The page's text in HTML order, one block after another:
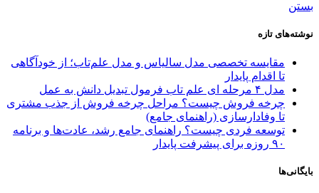
بستن
نوشته‌های تازه
مقایسه تخصصی مدل سالیاس و مدل علم‌تاب؛ از خودآگاهی
تا اقدام پایدار
مدل ۴ مرحله ای علم تاب فرمول تبدیل دانش به عمل
چرخه فروش چیست؟ مراحل چرخه فروش از جذب مشتری
تا وفادارسازی (راهنمای جامع)
توسعه فردی چیست؟ راهنمای جامع رشد، عادت‌ها و برنامه
۹۰ روزه برای پیشرفت پایدار
بایگانی‌ها